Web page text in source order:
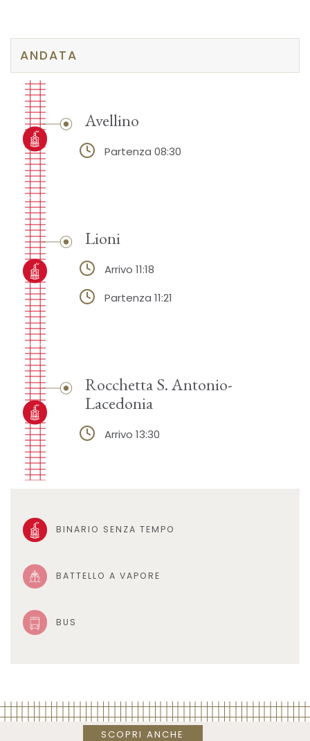
ANDATA
Avellino
Partenza 08:30
Lioni
Arrivo 11:18
Partenza 11:21
Rocchetta S. Antonio-
Lacedonia
Arrivo 13:30
BINARIO SENZA TEMPO
BATTELLO A VAPORE
BUS
SCOPRI ANCHE